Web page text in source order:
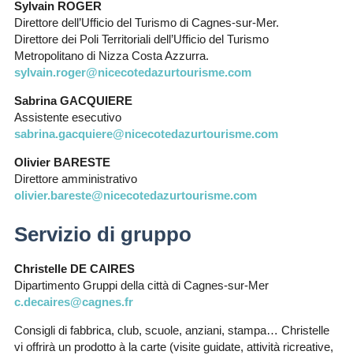
Sylvain ROGER
Direttore dell’Ufficio del Turismo di Cagnes-sur-Mer.
Direttore dei Poli Territoriali dell’Ufficio del Turismo
Metropolitano di Nizza Costa Azzurra.
sylvain.roger@nicecotedazurtourisme.com
Sabrina GACQUIERE
Assistente esecutivo
sabrina.gacquiere@nicecotedazurtourisme.com
Olivier BARESTE
Direttore amministrativo
olivier.bareste@nicecotedazurtourisme.com
Servizio di gruppo
Christelle DE CAIRES
Dipartimento Gruppi della città di Cagnes-sur-Mer
c.decaires@cagnes.fr
Consigli di fabbrica, club, scuole, anziani, stampa… Christelle
vi offrirà un prodotto à la carte (visite guidate, attività ricreative,